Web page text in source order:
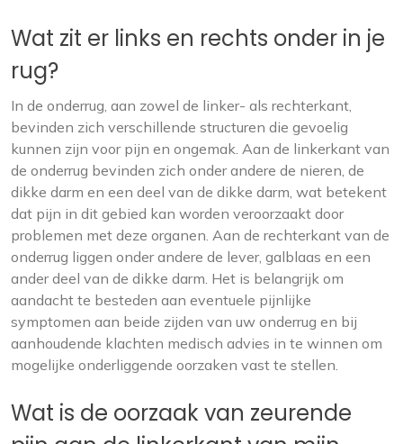
Wat zit er links en rechts onder in je
rug?
In de onderrug, aan zowel de linker- als rechterkant,
bevinden zich verschillende structuren die gevoelig
kunnen zijn voor pijn en ongemak. Aan de linkerkant van
de onderrug bevinden zich onder andere de nieren, de
dikke darm en een deel van de dikke darm, wat betekent
dat pijn in dit gebied kan worden veroorzaakt door
problemen met deze organen. Aan de rechterkant van de
onderrug liggen onder andere de lever, galblaas en een
ander deel van de dikke darm. Het is belangrijk om
aandacht te besteden aan eventuele pijnlijke
symptomen aan beide zijden van uw onderrug en bij
aanhoudende klachten medisch advies in te winnen om
mogelijke onderliggende oorzaken vast te stellen.
Wat is de oorzaak van zeurende